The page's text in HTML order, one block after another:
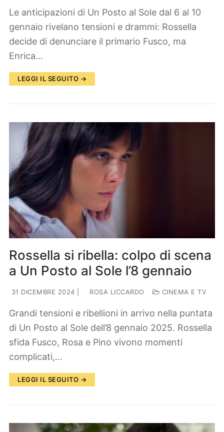
Le anticipazioni di Un Posto al Sole dal 6 al 10
gennaio rivelano tensioni e drammi: Rossella
decide di denunciare il primario Fusco, ma
Enrica…
LEGGI IL SEGUITO →
Rossella si ribella: colpo di scena
a Un Posto al Sole l’8 gennaio
31 DICEMBRE 2024 ROSA LICCARDO CINEMA E TV
Grandi tensioni e ribellioni in arrivo nella puntata
di Un Posto al Sole dell’8 gennaio 2025. Rossella
sfida Fusco, Rosa e Pino vivono momenti
complicati,…
LEGGI IL SEGUITO →